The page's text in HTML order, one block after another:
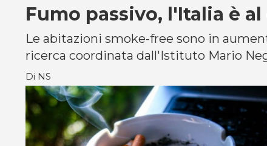
Fumo passivo, l'Italia è
Le abitazioni smoke-free sono in
ricerca coordinata dall'Istituto Mario
Di NS